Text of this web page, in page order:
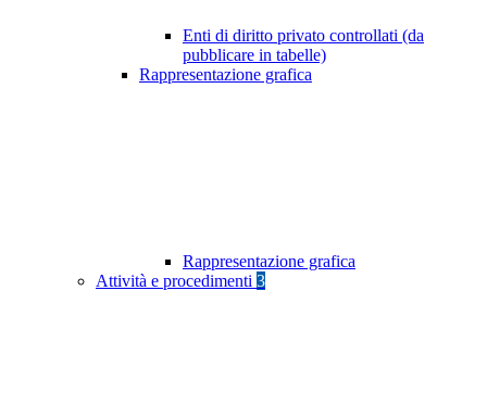
Enti di diritto privato controllati (da
pubblicare in tabelle)
Rappresentazione grafica
Rappresentazione grafica
Attività e procedimenti 3